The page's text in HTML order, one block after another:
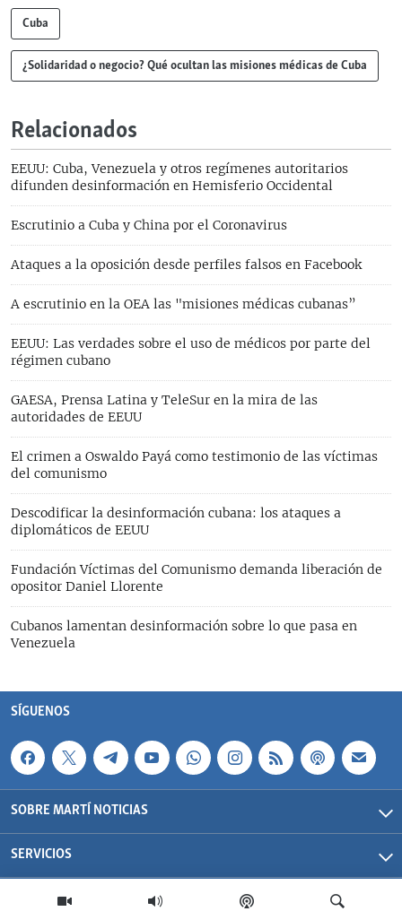
Cuba
¿Solidaridad o negocio? Qué ocultan las misiones médicas de Cuba
Relacionados
EEUU: Cuba, Venezuela y otros regímenes autoritarios
difunden desinformación en Hemisferio Occidental
Escrutinio a Cuba y China por el Coronavirus
Ataques a la oposición desde perfiles falsos en Facebook
A escrutinio en la OEA las "misiones médicas cubanas”
EEUU: Las verdades sobre el uso de médicos por parte del
régimen cubano
GAESA, Prensa Latina y TeleSur en la mira de las
autoridades de EEUU
El crimen a Oswaldo Payá como testimonio de las víctimas
del comunismo
Descodificar la desinformación cubana: los ataques a
diplomáticos de EEUU
Fundación Víctimas del Comunismo demanda liberación de
opositor Daniel Llorente
Cubanos lamentan desinformación sobre lo que pasa en
Venezuela
SÍGUENOS
SOBRE MARTÍ NOTICIAS
SERVICIOS
Martí Noticias| 2026 | OCB | Todos los derechos reservados.